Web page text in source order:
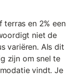
terras en 2% een
niet de
variëren. Als dit
zijn om snel te
vindt. Je